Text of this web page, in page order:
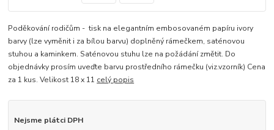
Poděkování rodičům - tisk na elegantním embosovaném papíru ivory
barvy (lze vyměnit i za bílou barvu) doplněný rámečkem, saténovou
stuhou a kaminkem. Saténovou stuhu lze na požádání změtit. Do
objednávky prosím uveďte barvu prostředního rámečku (viz.vzorník) Cena
za 1 kus. Velikost 18 x 11 celý popis
Nejsme plátci DPH